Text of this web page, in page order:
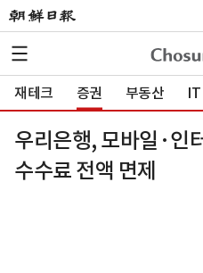
재테크 증권 부동산 IT
우리은행, 모바일·인
수수료 전액 면제